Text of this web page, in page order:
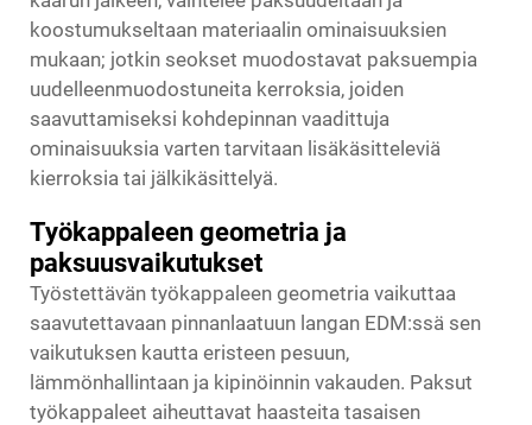
koostumukseltaan materiaalin ominaisuuksien
mukaan; jotkin seokset muodostavat paksuempia
uudelleenmuodostuneita kerroksia, joiden
saavuttamiseksi kohdepinnan vaadittuja
ominaisuuksia varten tarvitaan lisäkäsitteleviä
kierroksia tai jälkikäsittelyä.
Työkappaleen geometria ja
paksuusvaikutukset
Työstettävän työkappaleen geometria vaikuttaa
saavutettavaan pinnanlaatuun langan EDM:ssä sen
vaikutuksen kautta eristeen pesuun,
lämmönhallintaan ja kipinöinnin vakauden. Paksut
työkappaleet aiheuttavat haasteita tasaisen